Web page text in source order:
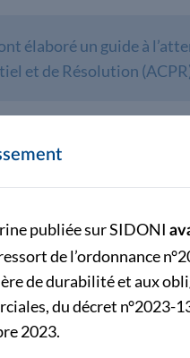
ont élaboré un guide à
et de Résolution
publiée sur SIDONI
de l’ordonnance
de durabilité et aux
du décret n°2023-
2023.